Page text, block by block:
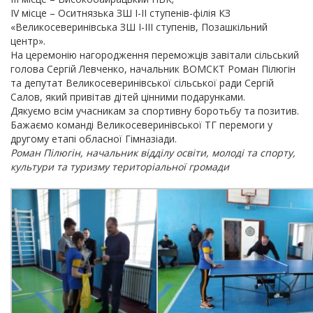
ІV місце – Оситнязька ЗШ І-ІІ ступенів-філія КЗ
«Великосеверинівська ЗШ І-ІІІ ступенів, Позашкільний
центр».
На церемонію нагородження переможців завітали сільський
голова Сергій Левченко, начальник ВОМСКТ Роман Пілюгін
та депутат Великосеверинівської сільської ради Сергій
Салов, який привітав дітей цінними подарунками.
Дякуємо всім учасникам за спортивну боротьбу та позитив.
Бажаємо команді Великосеверинівської ТГ перемоги у
другому етапі обласної Гімназіади.
Роман Пілюгін, начальник відділу освіти, молоді та спорту,
культури та туризму територіальної громади